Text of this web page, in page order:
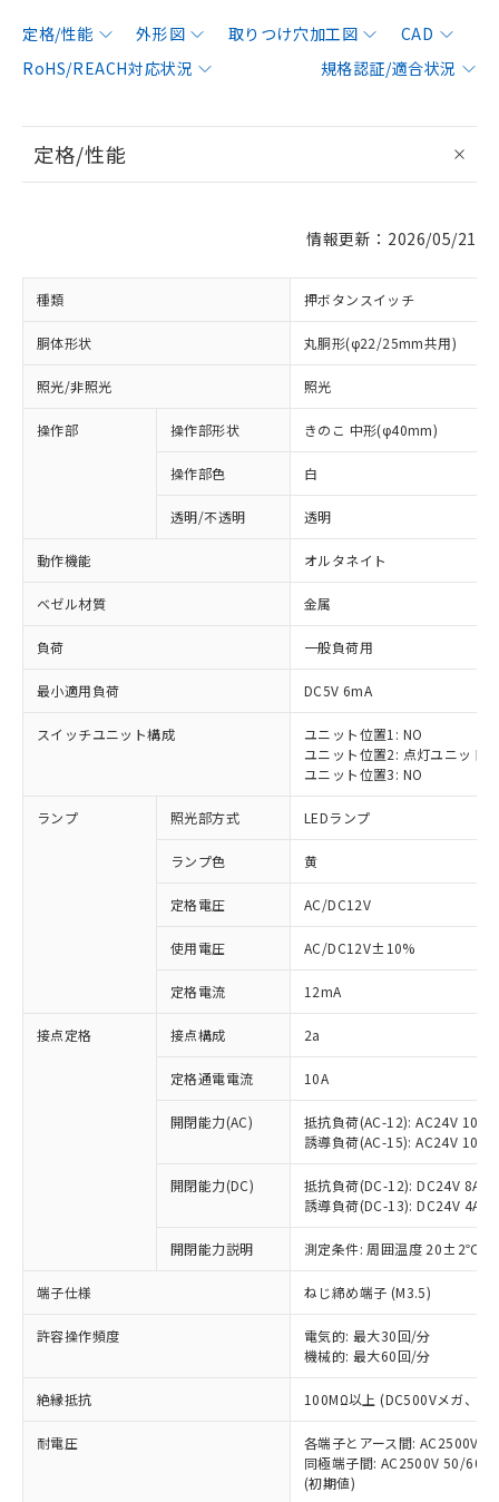
定格/性能 外形図 取りつけ穴加工図
CAD
RoHS/REACH対応状況
規格認証/適合状況
定格/性能
情報更新：2026/05/21
種類 押ボタンスイッチ
胴体形状 丸胴形(φ22/25mm共用)
照光/非照光 照光
操作部 操作部形状 きのこ 中形(φ40mm)
操作部色 白
透明/不透明 透明
動作機能 オルタネイト
ベゼル材質 金属
負荷 一般負荷用
最小適用負荷 DC5V 6mA
スイッチユニット構成
ユニット位置1: NO
ユニット位置2: 点灯ユニット
ユニット位置3: NO
ランプ 照光部方式 LEDランプ
ランプ色 黄
定格電圧 AC/DC12V
使用電圧 AC/DC12V±10%
定格電流 12mA
接点定格 接点構成 2a
定格通電電流 10A
開閉能力(AC)
抵抗負荷(AC-12): AC24V 10A/
誘導負荷(AC-15): AC24V
開閉能力(DC)
抵抗負荷(DC-12): DC24V 8A/
誘導負荷(DC-13): DC24V 4A/
開閉能力説明 測定条件: 周囲温度 20±2℃、
端子仕様 ねじ締め端子 (M3.5)
許容操作頻度
電気的: 最大30回/分
機械的: 最大60回/分
絶縁抵抗 100MΩ以上 (DC500Vメガ、点
耐電圧
各端子とアース間: AC2500V
同極端子間: AC2500V 50/
(初期値)
ご利用条件
以下の条件をお読みいただき、同意のうえ
ご利用ください。
本サービスは、当社制御機器事業取扱
商品の当社在庫状況および標準価格
(税抜)を提供させていただくもので
当社制御機器事業取扱商品の中には、
本サービスの対象外となる商品もある
ことをご了承ください。
在庫状況および標準価格照会結果は、
記載している更新日時点での社内デー
タに基づき作成されるものであり、閲
覧された時点での実際の在庫および標
準価格とは異なる場合があることをご
※1 対応状況
対応済み：EU RoHS指令（10物質）の
非含有に対応した製品が提供可能な商品で
す。
対応予定：EU RoHS指令（10物質）の非含
有に対応した製品に切り替える予定のある
対応予定なし：EU RoHS指令（10物質）の
非含有に非対応の商品で、対応品を出す予
定はありません。
調査・確認中：EU RoHS指令（10物質）の
非含有の対応状況を調査中または確認中の
非該当品：ライセンス料など無形物で、有
害物質有無と関係のない商品です。
仕入先様の事情により、非含有部品として
いたものが、含有品と判明した場合などや
むを得ず変更することがあります。
六価クロム(Cr(Ⅵ)) 1000ppm以下、ポリ臭化ビフェニル
類(PBB) 1000ppm以下、ポリ臭化ジフェニルエーテル類
「○」：最大均質材料含有率が中国RoHSの
基準値以下であることを示します。
「×」：最大均質材料含有率が中国RoHSの
基準値を超えていることを示します。
「－」：未確認です。当社販売部門へお問
*中国RoHS10物質の基準値 (GB/T26572)：
Pb(鉛) :1000ppm、 Hg(水銀) : 1000ppm、 Cd(カドミウ
Cr(Ⅵ)(六価クロム) : 1000ppm、 PBBs(ポリ臭化ビフェ
当社は、これら貴社製品のうち、外国
為替および外国貿易法に定める商品
（以下｢規制貨物等」という）を輸出
または国外への提供する場合は、日本
国政府の輸出許可(または役務取引許
可)を取得するなどの必要な手続きを